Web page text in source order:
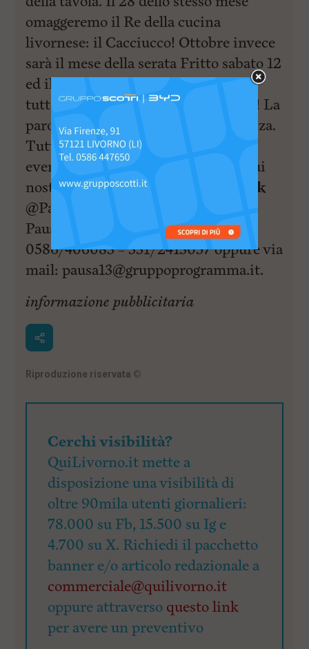
omaggeremo il Re della cucina
livornese: il Cacciucco! Ottobre invece
sarà il mese della serata Fritto sabato 12
ed il 26 sapori e ricette Siciliane! Il
tutto secondo Pausa 13, ovviamente! La
parola d’ordine? Qualità e ricercatezza.
Tutte le info su menù giornalieri ed
eventi in costante aggiornamento sui
nostri social. Ci trovate su
Facebook
@Pausa13Ristorante
Pausa13 Telefonateci ai numeri
0586/406083 – 331/2413057 oppure via
mail:pausa13@gruppoprogramma.it.
informazione pubblicitaria
Riproduzione riservata ©
Cerchi visibilità?
QuiLivorno.it mette a
disposizione una visibilità di
oltre 90mila utenti giornalieri:
78.000 su Fb, 15.500 su Ig e
4.700 su X. Richiedi il pacchetto
banner e/o articolo redazionale a
commerciale@quilivorno.it
oppure attraverso questo link
per avere un preventivo